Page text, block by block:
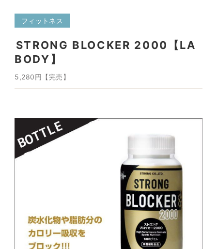
フィットネス
STRONG BLOCKER 2000【LA
BODY】
5,280円【完売】